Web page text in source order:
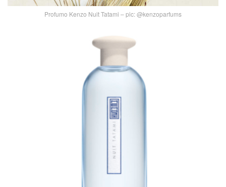
Profumo Kenzo Nuit Tatami – pic: @kenzoparfums